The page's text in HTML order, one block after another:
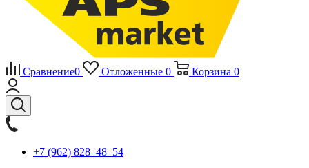
Сравнение0 Отложенные 0 Корзина 0
+7 (962) 828‒48‒54